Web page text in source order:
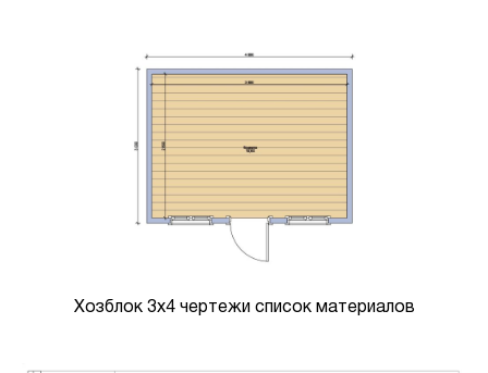
Хозблок 3х4 чертежи список материалов